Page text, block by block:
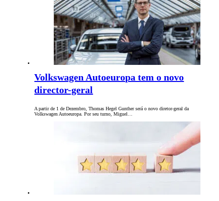
Volkswagen Autoeuropa tem o novo
director-geral
A partir de 1 de Dezembro, Thomas Hegel Gunther será o novo diretor-geral da
Volkswagen Autoeuropa. Por seu turno, Miguel…